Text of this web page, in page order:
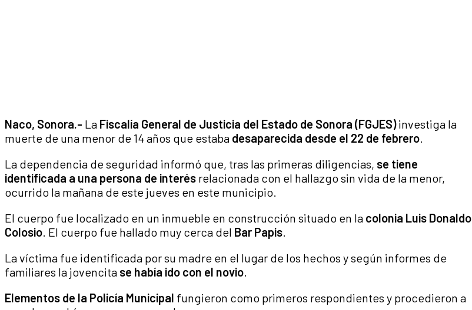
Naco, Sonora.- La Fiscalía General de Justicia del Estado de Sonora (FGJES)investiga la
muerte de una menor de 14 años que estaba desaparecida desde el 22 de febrero.
La dependencia de seguridad informó que, tras las primeras diligencias, se tiene
identificada a una persona de interés relacionada con el hallazgo sin vida de la menor,
ocurrido la mañana de este jueves en este municipio.
El cuerpo fue localizado en un inmueble en construcción situado en la colonia Luis Donaldo
Colosio. El cuerpo fue hallado muy cerca del Bar Papis.
La víctima fue identificada por su madre en el lugar de los hechos y según informes de
familiares la jovencita se había ido con el novio.
Elementos de la Policía Municipal fungieron como primeros respondientes y procedieron a